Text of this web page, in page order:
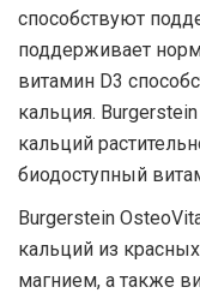
способствуют
поддерживает
витамин D3
кальция.
кальций
биодоступный
Burgerstein
кальций из
магнием, а также